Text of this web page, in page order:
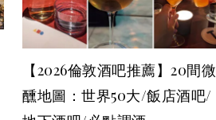
【2026倫敦酒吧推薦】20間微
醺地圖：世界50大/飯店酒吧/